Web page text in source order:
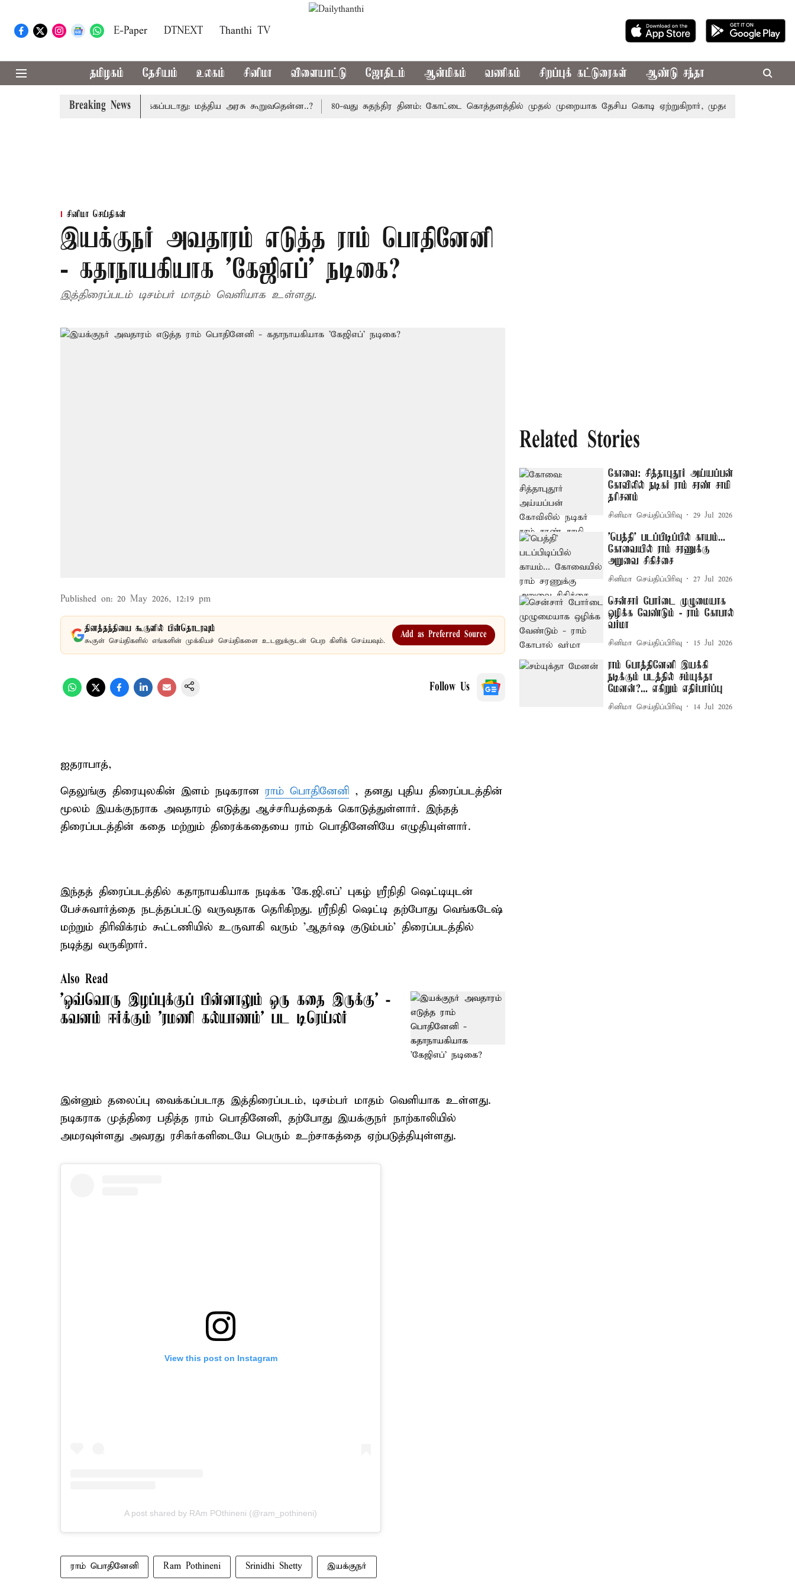
E-Paper DTNEXT Thanthi TV
தமிழகம் தேசியம் உலகம் சினிமா விளையாட்டு ஜோதிடம் ஆன்மிகம் வணிகம் சிறப்புக் கட்டுரைகள் ஆண்டு சந்தா
Breaking News
கட்டணம் வசூலிக்கப்படாது: மத்திய அரசு கூறுவதென்ன..? 80-வது சுதந்திர தினம்: கோட்டை கொத்தளத்தில் முதல் முறையாக தேசிய கொடி ஏற்றுகிறார், முதல்-அமைச்சர் விஜய்!
சினிமா செய்திகள்
இயக்குநர் அவதாரம் எடுத்த ராம் பொதினேனி
- கதாநாயகியாக ’கேஜிஎப்’ நடிகை?
இத்திரைப்படம் டிசம்பர் மாதம் வெளியாக உள்ளது.
Published on: 20 May 2026, 12:19 pm
தினத்தந்தியை கூகுளில் பின்தொடரவும்
கூகுள் செய்திகளில் எங்களின் முக்கியச் செய்திகளை உடனுக்குடன் பெற கிளிக் செய்யவும்.
Add as Preferred Source
Follow Us
ஐதராபாத்,
தெலுங்கு திரையுலகின் இளம் நடிகரான ராம் பொதினேனி , தனது புதிய திரைப்படத்தின்
மூலம் இயக்குநராக அவதாரம் எடுத்து ஆச்சரியத்தைக் கொடுத்துள்ளார். இந்தத்
திரைப்படத்தின் கதை மற்றும் திரைக்கதையை ராம் பொதினேனியே எழுதியுள்ளார்.
இந்தத் திரைப்படத்தில் கதாநாயகியாக நடிக்க 'கே.ஜி.எப்' புகழ் ஸ்ரீநிதி ஷெட்டியுடன்
பேச்சுவார்த்தை நடத்தப்பட்டு வருவதாக தெரிகிறது. ஸ்ரீநிதி ஷெட்டி தற்போது வெங்கடேஷ்
மற்றும் திரிவிக்ரம் கூட்டணியில் உருவாகி வரும் 'ஆதர்ஷ குடும்பம்' திரைப்படத்தில்
நடித்து வருகிறார்.
Also Read
’ஒவ்வொரு இழப்புக்குப் பின்னாலும் ஒரு கதை இருக்கு’ -
கவனம் ஈர்க்கும் 'ரமணி கல்யாணம்' பட டிரெய்லர்
இன்னும் தலைப்பு வைக்கப்படாத இத்திரைப்படம், டிசம்பர் மாதம் வெளியாக உள்ளது.
நடிகராக முத்திரை பதித்த ராம் பொதினேனி, தற்போது இயக்குநர் நாற்காலியில்
அமரவுள்ளது அவரது ரசிகர்களிடையே பெரும் உற்சாகத்தை ஏற்படுத்தியுள்ளது.
View this post on Instagram
A post shared by RAm POthineni (@ram_pothineni)
ராம் பொதினேனி Ram Pothineni Srinidhi Shetty இயக்குநர்
Related Stories
கோவை: சித்தாபுதூர் அய்யப்பன்
கோவிலில் நடிகர் ராம் சரண் சாமி
தரிசனம்
சினிமா செய்திப்பிரிவு 29 Jul 2026
'பெத்தி' படப்பிடிப்பில் காயம்...
கோவையில் ராம் சரணுக்கு
அறுவை சிகிச்சை
சினிமா செய்திப்பிரிவு 27 Jul 2026
சென்சார் போர்டை முழுமையாக
ஒழிக்க வேண்டும் - ராம் கோபால்
வர்மா
சினிமா செய்திப்பிரிவு 15 Jul 2026
ராம் பொத்தினேனி இயக்கி
நடிக்கும் படத்தில் சம்யுக்தா
மேனன்?... எகிறும் எதிர்பார்ப்பு
சினிமா செய்திப்பிரிவு 14 Jul 2026